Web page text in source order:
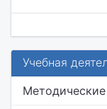
Учебная